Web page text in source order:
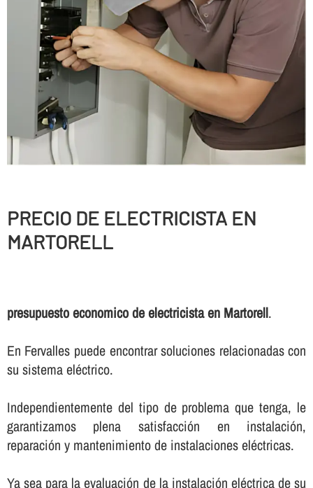
PRECIO DE ELECTRICISTA EN
MARTORELL
presupuesto economico de electricista en Martorell.
En Fervalles puede encontrar soluciones relacionadas con
su sistema eléctrico.
Independientemente del tipo de problema que tenga, le
garantizamos plena satisfacción en instalación,
reparación y mantenimiento de instalaciones eléctricas.
Ya sea para la evaluación de la instalación eléctrica de su